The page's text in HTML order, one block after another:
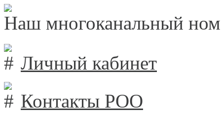
Наш многоканальный
Личный кабинет
Контакты РОО